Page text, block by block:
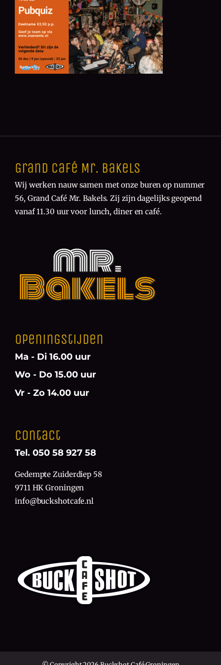
Grand Café Mr. Bakels
Wij werken nauw samen met onze buren op nummer
56, Grand Café Mr. Bakels. Zij zijn dagelijks geopend
vanaf 11.30 uur voor lunch, diner en café.
Openingstijden
Ma - Di 16.00 uur
Wo - Do 15.00 uur
Vr - Zo 14.00 uur
Contact
Tel. 050 58 927 58
Gedempte Zuiderdiep 58
9711 HK Groningen
info@buckshotcafe.nl